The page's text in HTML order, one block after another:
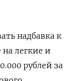
надбавка к
легкие и
рублей за